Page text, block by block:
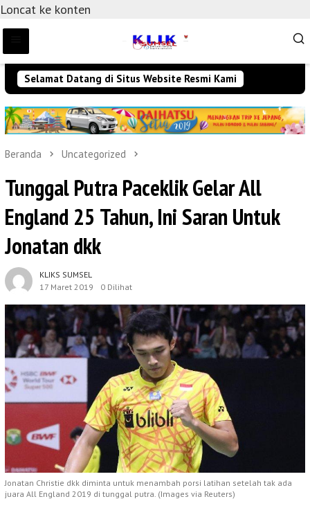
Loncat ke konten
Selamat Datang di Situs Website Resmi Kami
Beranda Uncategorized
Tunggal Putra Paceklik Gelar All
England 25 Tahun, Ini Saran Untuk
Jonatan dkk
KLIKS SUMSEL
17 Maret 2019
0 Dilihat
Jonatan Christie dkk diminta untuk menambah porsi latihan setelah tak ada
juara All England 2019 di tunggal putra. (Images via Reuters)